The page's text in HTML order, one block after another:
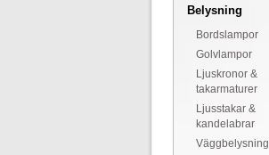
Belysning
Bordslampor
Golvlampor
Ljuskronor &
takarmaturer
Ljusstakar &
kandelabrar
Väggbelysning